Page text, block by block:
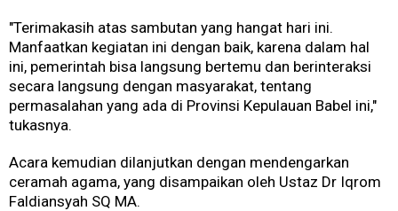
"Terimakasih atas sambutan yang hangat hari ini.
Manfaatkan kegiatan ini dengan baik, karena dalam hal
ini, pemerintah bisa langsung bertemu dan berinteraksi
secara langsung dengan masyarakat, tentang
permasalahan yang ada di Provinsi Kepulauan Babel ini,"
tukasnya.
Acara kemudian dilanjutkan dengan mendengarkan
ceramah agama, yang disampaikan oleh Ustaz Dr Iqrom
Faldiansyah SQ MA.